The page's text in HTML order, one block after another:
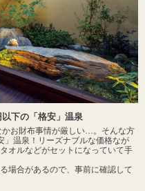
下の「格安」温泉
お財布事情が厳しい…。そんな方
」温泉！リーズナブルな価格なが
オルなどがセットになっていて手
場合があるので、事前に確認して